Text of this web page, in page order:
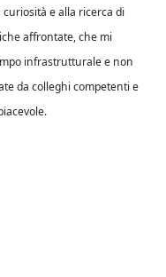
e alla ricerca di
affrontate, che mi
infrastrutturale e non
da colleghi competenti e